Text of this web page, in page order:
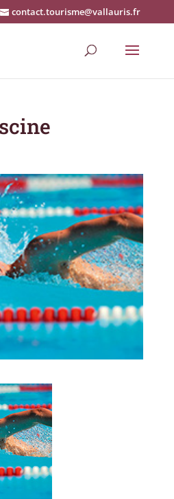
contact.tourisme@vallauris.fr